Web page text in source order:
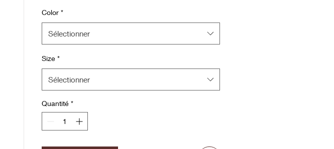
Color *
Sélectionner
Size *
Sélectionner
Quantité *